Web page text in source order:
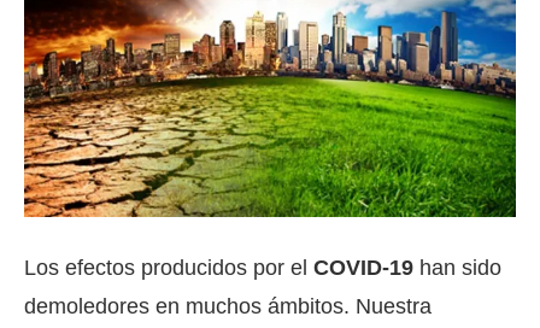
Los efectos producidos por el COVID-19 han sido
demoledores en muchos ámbitos. Nuestra